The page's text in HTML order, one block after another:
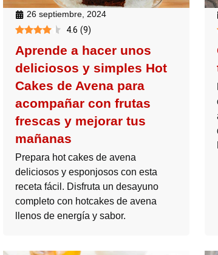
26 septiembre, 2024
4.6 (9)
Aprende a hacer unos
deliciosos y simples Hot
Cakes de Avena para
acompañar con frutas
frescas y mejorar tus
mañanas
Prepara hot cakes de avena
deliciosos y esponjosos con esta
receta fácil. Disfruta un desayuno
completo con hotcakes de avena
llenos de energía y sabor.